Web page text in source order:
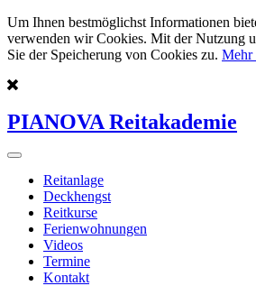
Um Ihnen bestmöglichst Informationen
verwenden wir Cookies. Mit der Nutzung
Sie der Speicherung von Cookies zu. Mehr
PIANOVA Reitakademie
Reitanlage
Deckhengst
Reitkurse
Ferienwohnungen
Videos
Termine
Kontakt